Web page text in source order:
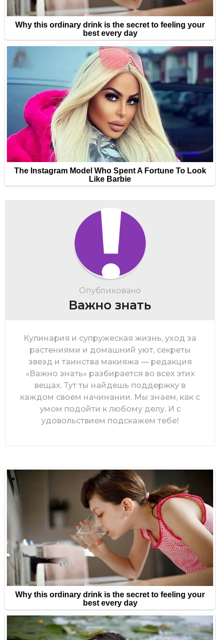
Опубликовано
Важно знать
Кулинария и супружеская жизнь, уход за
растениями и домашний уют, секреты
звезд и таинства макияжа — редакция
«Важно знать» разбирается во всех этих
вещах. Тут ты найдешь поддержку в
каждом своем начинании. Мы знаем, как с
умом подойти к любому делу. И с
удовольствием подскажем тебе!